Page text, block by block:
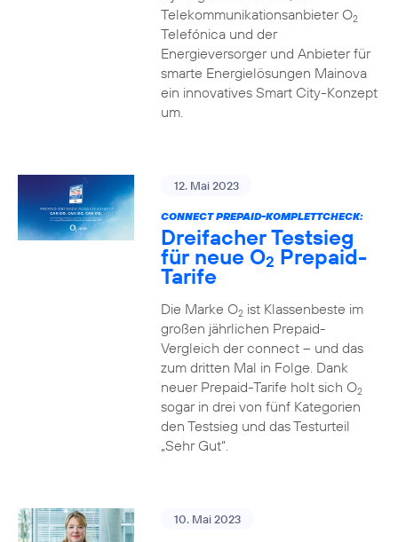
Telekommunikationsanbieter O2
Telefónica und der
Energieversorger und Anbieter für
smarte Energielösungen Mainova
ein innovatives Smart City-Konzept
um.
12. Mai 2023
CONNECT PREPAID-KOMPLETTCHECK:
Dreifacher Testsieg
für neue O2 Prepaid-
Tarife
Die Marke O2ist Klassenbeste im
großen jährlichen Prepaid-
Vergleich der connect – und das
zum dritten Mal in Folge. Dank
neuer Prepaid-Tarife holt sich O2
sogar in drei von fünf Kategorien
den Testsieg und das Testurteil
„Sehr Gut“.
10. Mai 2023